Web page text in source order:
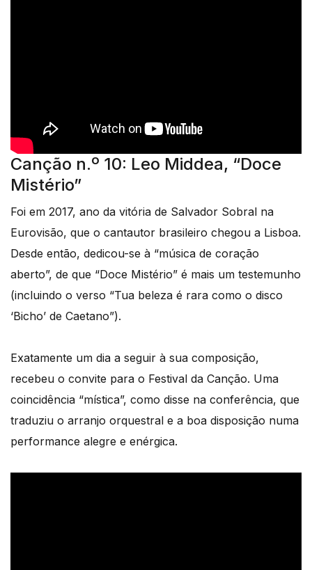
Canção n.º 10: Leo Middea, “Doce
Mistério”
Foi em 2017, ano da vitória de Salvador Sobral na
Eurovisão, que o cantautor brasileiro chegou a Lisboa.
Desde então, dedicou-se à “música de coração
aberto”, de que “Doce Mistério” é mais um testemunho
(incluindo o verso “Tua beleza é rara como o disco
‘Bicho’ de Caetano”).
Exatamente um dia a seguir à sua composição,
recebeu o convite para o Festival da Canção. Uma
coincidência “mística”, como disse na conferência, que
traduziu o arranjo orquestral e a boa disposição numa
performance alegre e enérgica.